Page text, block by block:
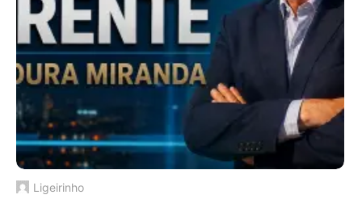
Ligeirinho